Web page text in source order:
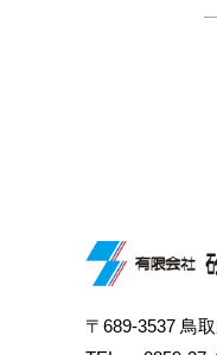
〒689-3537 鳥